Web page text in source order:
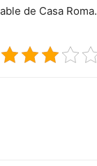
de Casa Roma.